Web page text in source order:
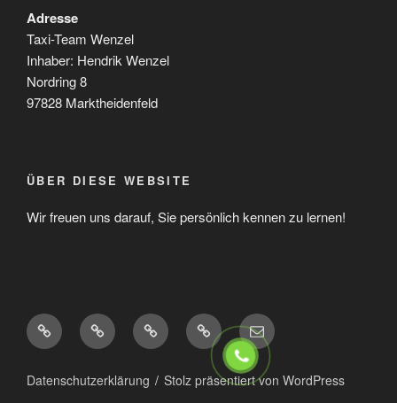
Adresse
Taxi-Team Wenzel
Inhaber: Hendrik Wenzel
Nordring 8
97828 Marktheidenfeld
ÜBER DIESE WEBSITE
Wir freuen uns darauf, Sie persönlich kennen zu lernen!
Telefonnummer
Taxi-
Team
Taxi
Marktheidenfeld
Taxi
Main
Spessart
E-
Mail
Datenschutzerklärung Stolz präsentiert von WordPress